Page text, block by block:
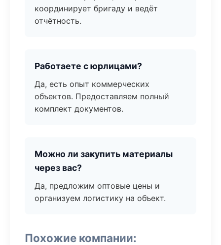
координирует бригаду и ведёт
отчётность.
Работаете с юрлицами?
Да, есть опыт коммерческих
объектов. Предоставляем полный
комплект документов.
Можно ли закупить материалы
через вас?
Да, предложим оптовые цены и
организуем логистику на объект.
Похожие компании: